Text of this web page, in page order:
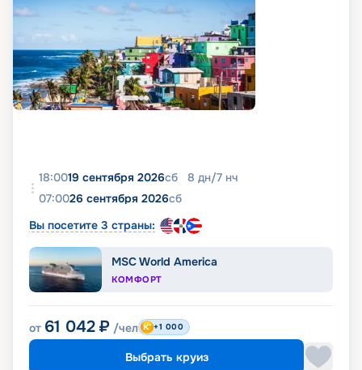
18:0019 сентября 2026сб 8 дн/7 нч
07:0026 сентября 2026сб
Вы посетите 3 страны:
MSC World America
КОМФОРТ
от 61 042 ₽ /чел +1 000
Выбрать круиз